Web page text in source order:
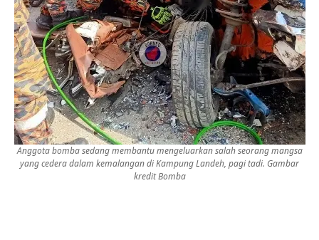
Anggota bomba sedang membantu mengeluarkan salah seorang mangsa
yang cedera dalam kemalangan di Kampung Landeh, pagi tadi. Gambar
kredit Bomba